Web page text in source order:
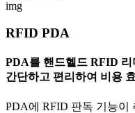
img
RFID PDA
PDA를 핸드헬드 RFID
간단하고 편리하여 비용
PDA에 RFID 판독 기능이